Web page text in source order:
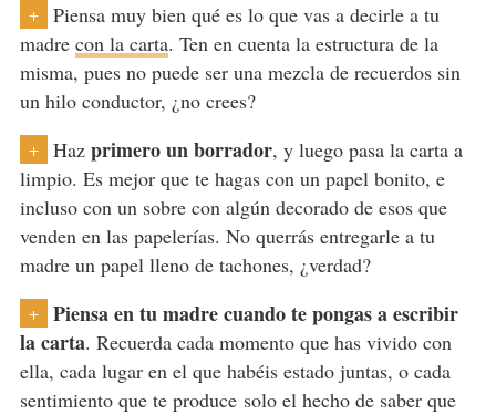
+
Piensa muy bien qué es lo que vas a decirle a tu
madre con la carta. Ten en cuenta la estructura de la
misma, pues no puede ser una mezcla de recuerdos sin
un hilo conductor, ¿no crees?
+ Haz primero un borrador, y luego pasa la carta a
limpio. Es mejor que te hagas con un papel bonito, e
incluso con un sobre con algún decorado de esos que
venden en las papelerías. No querrás entregarle a tu
madre un papel lleno de tachones, ¿verdad?
+
Piensa en tu madre cuando te pongas a escribir
la carta. Recuerda cada momento que has vivido con
ella, cada lugar en el que habéis estado juntas, o cada
sentimiento que te produce solo el hecho de saber que